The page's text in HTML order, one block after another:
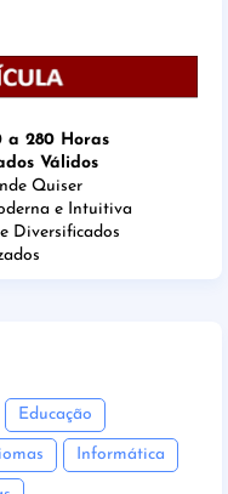
280 Horas
Válidos
Quiser
e Intuitiva
Diversificados
Educação
Informática